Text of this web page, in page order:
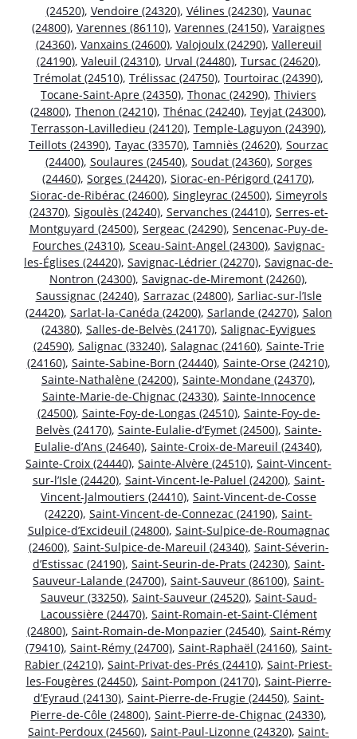
(24520), Vendoire (24320), Vélines (24230), Vaunac
(24800), Varennes (86110), Varennes (24150), Varaignes
(24360), Vanxains (24600), Valojoulx (24290), Vallereuil
(24190), Valeuil (24310), Urval (24480), Tursac (24620),
Trémolat (24510), Trélissac (24750), Tourtoirac (24390),
Tocane-Saint-Apre (24350), Thonac (24290), Thiviers
(24800), Thenon (24210), Thénac (24240), Teyjat (24300),
Terrasson-Lavilledieu (24120), Temple-Laguyon (24390),
Teillots (24390), Tayac (33570), Tamniès (24620), Sourzac
(24400), Soulaures (24540), Soudat (24360), Sorges
(24460), Sorges (24420), Siorac-en-Périgord (24170),
Siorac-de-Ribérac (24600), Singleyrac (24500), Simeyrols
(24370), Sigoulès (24240), Servanches (24410), Serres-et-
Montguyard (24500), Sergeac (24290), Sencenac-Puy-de-
Fourches (24310), Sceau-Saint-Angel (24300), Savignac-
les-Églises (24420), Savignac-Lédrier (24270), Savignac-de-
Nontron (24300), Savignac-de-Miremont (24260),
Saussignac (24240), Sarrazac (24800), Sarliac-sur-l’Isle
(24420), Sarlat-la-Canéda (24200), Sarlande (24270), Salon
(24380), Salles-de-Belvès (24170), Salignac-Eyvigues
(24590), Salignac (33240), Salagnac (24160), Sainte-Trie
(24160), Sainte-Sabine-Born (24440), Sainte-Orse (24210),
Sainte-Nathalène (24200), Sainte-Mondane (24370),
Sainte-Marie-de-Chignac (24330), Sainte-Innocence
(24500), Sainte-Foy-de-Longas (24510), Sainte-Foy-de-
Belvès (24170), Sainte-Eulalie-d’Eymet (24500), Sainte-
Eulalie-d’Ans (24640), Sainte-Croix-de-Mareuil (24340),
Sainte-Croix (24440), Sainte-Alvère (24510), Saint-Vincent-
sur-l’Isle (24420), Saint-Vincent-le-Paluel (24200), Saint-
Vincent-Jalmoutiers (24410), Saint-Vincent-de-Cosse
(24220), Saint-Vincent-de-Connezac (24190), Saint-
Sulpice-d’Excideuil (24800), Saint-Sulpice-de-Roumagnac
(24600), Saint-Sulpice-de-Mareuil (24340), Saint-Séverin-
d’Estissac (24190), Saint-Seurin-de-Prats (24230), Saint-
Sauveur-Lalande (24700), Saint-Sauveur (86100), Saint-
Sauveur (33250), Saint-Sauveur (24520), Saint-Saud-
Lacoussière (24470), Saint-Romain-et-Saint-Clément
(24800), Saint-Romain-de-Monpazier (24540), Saint-Rémy
(79410), Saint-Rémy (24700), Saint-Raphaël (24160), Saint-
Rabier (24210), Saint-Privat-des-Prés (24410), Saint-Priest-
les-Fougères (24450), Saint-Pompon (24170), Saint-Pierre-
d’Eyraud (24130), Saint-Pierre-de-Frugie (24450), Saint-
Pierre-de-Côle (24800), Saint-Pierre-de-Chignac (24330),
Saint-Perdoux (24560), Saint-Paul-Lizonne (24320), Saint-